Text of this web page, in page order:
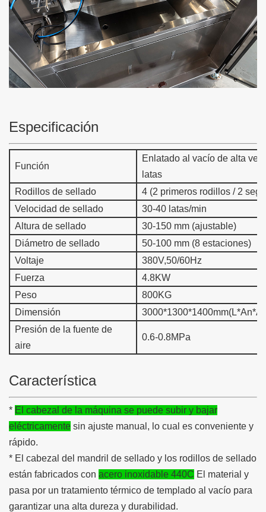
Especificación
Función
Enlatado al vacío de alta
latas
Rodillos de sellado
4 (2 primeros rodillos / 2
Velocidad de sellado
30-40 latas/min
Altura de sellado
30-150 mm (ajustable)
Diámetro de sellado
50-100 mm (8 estaciones)
Voltaje
380V,50/60Hz
Fuerza
4.8KW
Peso
800KG
Dimensión
Presión de la fuente de
aire
0.6-0.8MPa
Característica
* El cabezal de la máquina se puede subir y bajar
eléctricamente sin ajuste manual, lo cual es conveniente y
rápido.
* El cabezal del mandril de sellado y los rodillos de sellado
están fabricados con acero inoxidable 440C El material y
pasa por un tratamiento térmico de templado al vacío para
garantizar una alta dureza y durabilidad.